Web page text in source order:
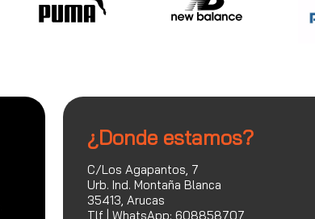
¿Donde estamos?
C/Los Agapantos, 7
Urb. Ind. Montaña Blanca
35413, Arucas
Tlf | WhatsApp: 608858707